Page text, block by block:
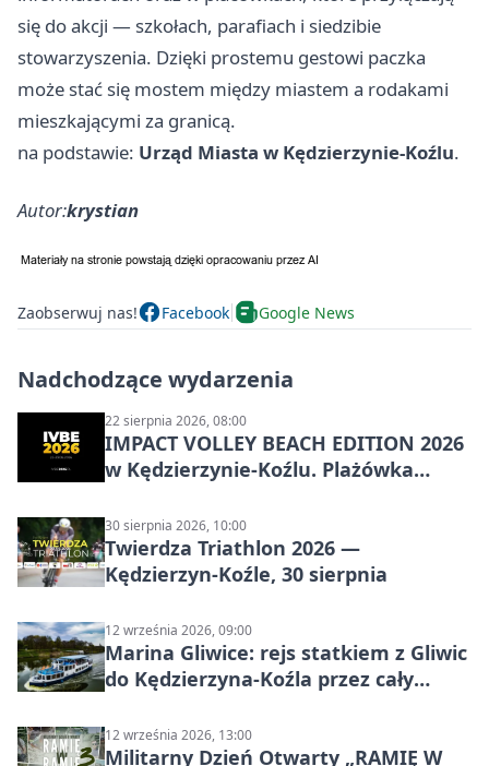
się do akcji — szkołach, parafiach i siedzibie
stowarzyszenia. Dzięki prostemu gestowi paczka
może stać się mostem między miastem a rodakami
mieszkającymi za granicą.
na podstawie: Urząd Miasta w Kędzierzynie-Koźlu.
Autor:krystian
Zaobserwuj nas! Facebook Google News
Nadchodzące wydarzenia
22 sierpnia 2026, 08:00
IMPACT VOLLEY BEACH EDITION 2026
w Kędzierzynie-Koźlu. Plażówka
30 sierpnia 2026, 10:00
Twierdza Triathlon 2026 —
Kędzierzyn-Koźle, 30 sierpnia
12 września 2026, 09:00
Marina Gliwice: rejs statkiem z Gliwic
do Kędzierzyna-Koźla przez cały
12 września 2026, 13:00
Militarny Dzień Otwarty „RAMIĘ W